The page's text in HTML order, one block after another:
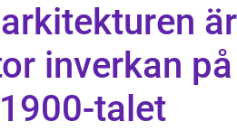
inverkan
talet